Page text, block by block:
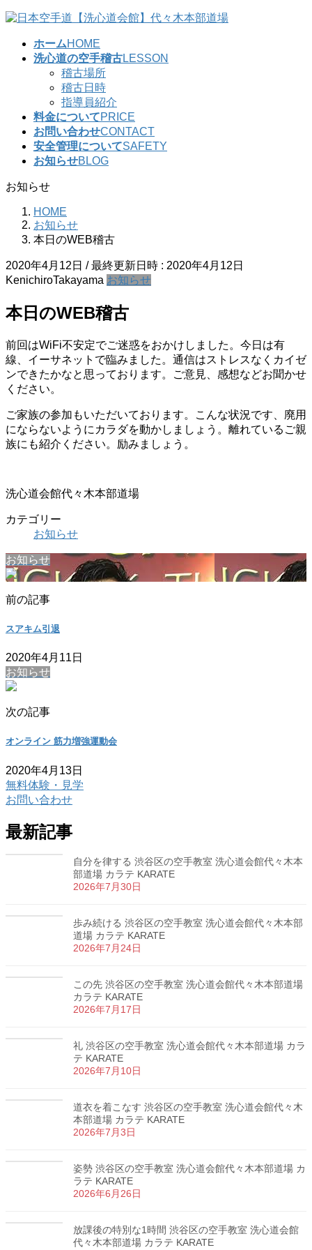
コ
ナ
ホームHOME
洗心道の空手稽古LESSON
稽古場所
稽古日時
指導員紹介
料金についてPRICE
お問い合わせCONTACT
安全管理についてSAFETY
お知らせBLOG
お知らせ
HOME
お知らせ
本日のWEB稽古
2020年4月12日 / 最終更新日時 : 2020年4月12日
KenichiroTakayama お知らせ
本日のWEB稽古
前回はWiFi不安定でご迷惑をおかけしました。今日は有
線、イーサネットで臨みました。通信はストレスなくカイゼ
ンできたかなと思っております。ご意見、感想などお聞かせ
ください。
ご家族の参加もいただいております。こんな状況です、廃用
にならないようにカラダを動かしましょう。離れているご親
族にも紹介ください。励みましょう。
洗心道会館代々木本部道場
カテゴリー
お知らせ
お知らせ
前の記事
スアキム引退
2020年4月11日
お知らせ
次の記事
オンライン 筋力増強運動会
2020年4月13日
無料体験・見学
お問い合わせ
最新記事
自分を律する 渋谷区の空手教室 洗心道会館代々木本
部道場 カラテ KARATE
2026年7月30日
歩み続ける 渋谷区の空手教室 洗心道会館代々木本部
道場 カラテ KARATE
2026年7月24日
この先 渋谷区の空手教室 洗心道会館代々木本部道場
カラテ KARATE
2026年7月17日
礼 渋谷区の空手教室 洗心道会館代々木本部道場 カラ
テ KARATE
2026年7月10日
道衣を着こなす 渋谷区の空手教室 洗心道会館代々木
本部道場 カラテ KARATE
2026年7月3日
姿勢 渋谷区の空手教室 洗心道会館代々木本部道場 カ
ラテ KARATE
2026年6月26日
放課後の特別な1時間 渋谷区の空手教室 洗心道会館
代々木本部道場 カラテ KARATE